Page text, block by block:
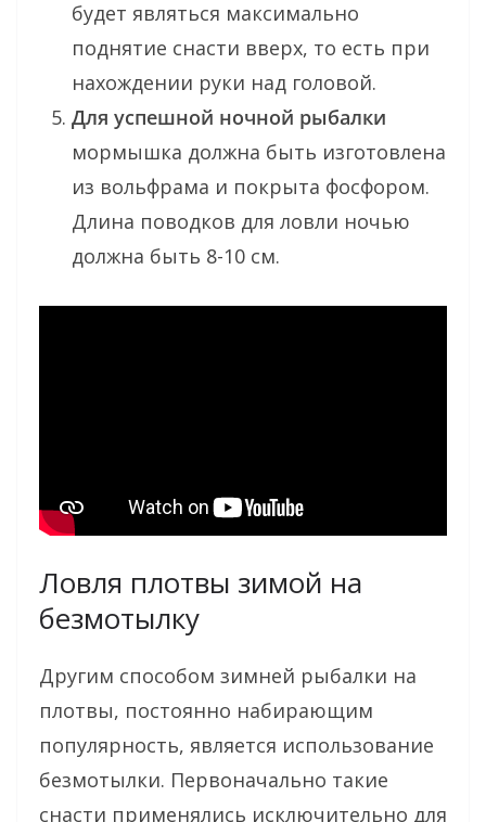
будет являться максимально
поднятие снасти вверх, то есть при
нахождении руки над головой.
Для успешной ночной рыбалки
мормышка должна быть изготовлена
из вольфрама и покрыта фосфором.
Длина поводков для ловли ночью
должна быть 8-10 см.
Ловля плотвы зимой на
безмотылку
Другим способом зимней рыбалки на
плотвы, постоянно набирающим
популярность, является использование
безмотылки. Первоначально такие
снасти применялись исключительно для